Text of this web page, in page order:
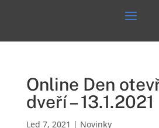
Online Den
dveří – 13.1.2021
Led 7, 2021 | Novinky